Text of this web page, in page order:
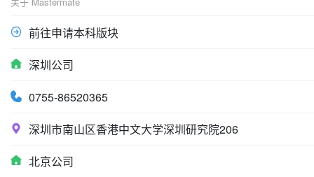
前往申请本科版块
深圳公司
0755-86520365
深圳市南山区香港中文大学深圳研究院206
北京公司